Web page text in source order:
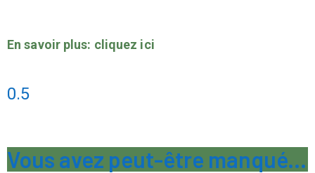
En savoir plus: cliquez ici
Vous avez peut-être manqué...